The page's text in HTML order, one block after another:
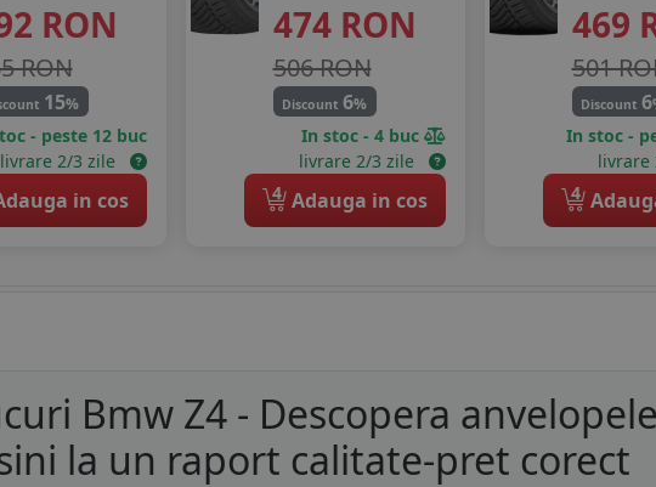
RON
RON
15%
- peste 12 buc
livrare 2/3 zile
in cos
474 RON
506 RON
Discount6%
In stoc - 4 buc
livrare 2/3 zile
4 Adauga in cos
469
501
Discount6
In stoc -
livrare
4
Bmw Z4 - Descopera
la un raport calitate-pret corect